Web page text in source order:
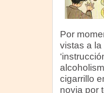
Por
vistas a
cigarrillo
novia por